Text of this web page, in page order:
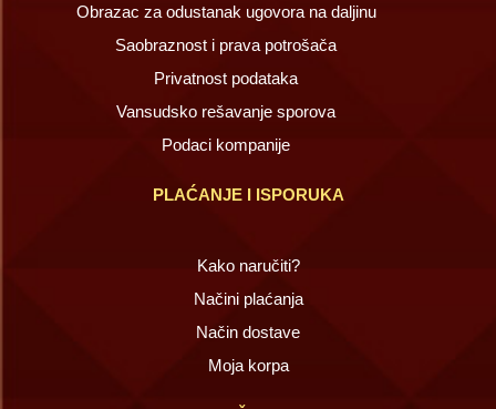
Obrazac za odustanak ugovora na daljinu
Saobraznost i prava potrošača
Privatnost podataka
Vansudsko rešavanje sporova
Podaci kompanije
PLAĆANJE I ISPORUKA
Kako naručiti?
Načini plaćanja
Način dostave
Moja korpa